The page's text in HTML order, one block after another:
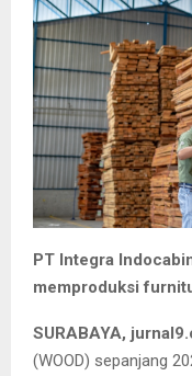
PT Integra
memproduksi
SURABAYA,
(WOOD) sepanjang